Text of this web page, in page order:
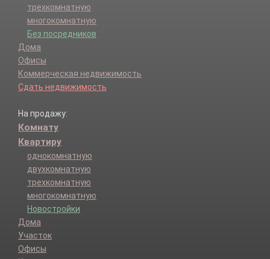
трехкомнатную
многокомнатную
Без посредников
Дома
Офисы
Коммерческая недвижимость
Сдать недвижимость
На продажу:
Комнату
Квартиру
однокомнатную
двухкомнатную
трехкомнатную
многокомнатную
Новостройки
Дома
Участок
Офисы